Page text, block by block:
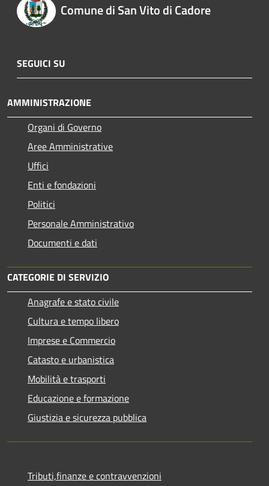
Comune di San Vito di Cadore
SEGUICI SU
AMMINISTRAZIONE
Organi di Governo
Aree Amministrative
Uffici
Enti e fondazioni
Politici
Personale Amministrativo
Documenti e dati
CATEGORIE DI SERVIZIO
Anagrafe e stato civile
Cultura e tempo libero
Imprese e Commercio
Catasto e urbanistica
Mobilità e trasporti
Educazione e formazione
Giustizia e sicurezza pubblica
Tributi,finanze e contravvenzioni